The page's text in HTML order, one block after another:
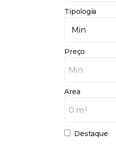
Tipologia
Preço
Min.
Area
0 m²
Destaque